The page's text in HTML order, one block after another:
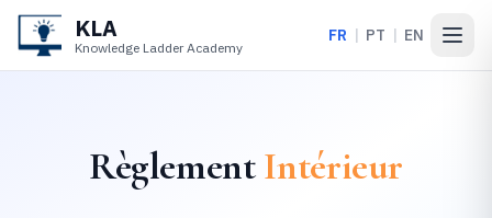
KLA
Knowledge Ladder Academy
FR | PT | EN
RèglementIntérieur